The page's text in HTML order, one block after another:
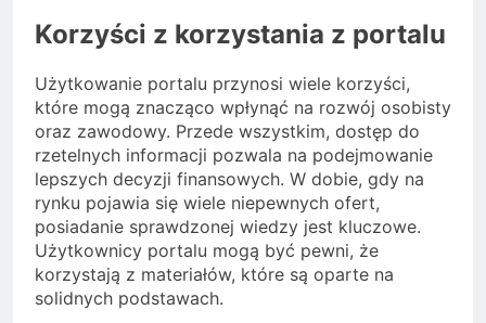
Korzyści z korzystania z portalu
Użytkowanie portalu przynosi wiele korzyści,
które mogą znacząco wpłynąć na rozwój osobisty
oraz zawodowy. Przede wszystkim, dostęp do
rzetelnych informacji pozwala na podejmowanie
lepszych decyzji finansowych. W dobie, gdy na
rynku pojawia się wiele niepewnych ofert,
posiadanie sprawdzonej wiedzy jest kluczowe.
Użytkownicy portalu mogą być pewni, że
korzystają z materiałów, które są oparte na
solidnych podstawach.